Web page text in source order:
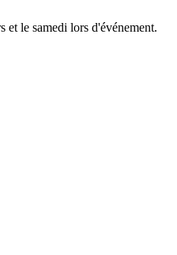
et le samedi lors d'événement.